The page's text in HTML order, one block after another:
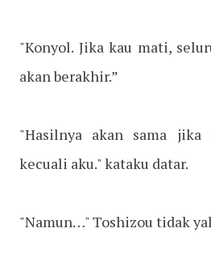
"Konyol. Jika kau mati,
akan berakhir.”
"Hasilnya akan sama jika
kecuali aku." kataku datar.
"Namun…" Toshizou tidak